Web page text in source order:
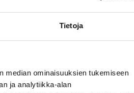
Tietoja
median ominaisuuksien tukemiseen
ja analytiikka-alan